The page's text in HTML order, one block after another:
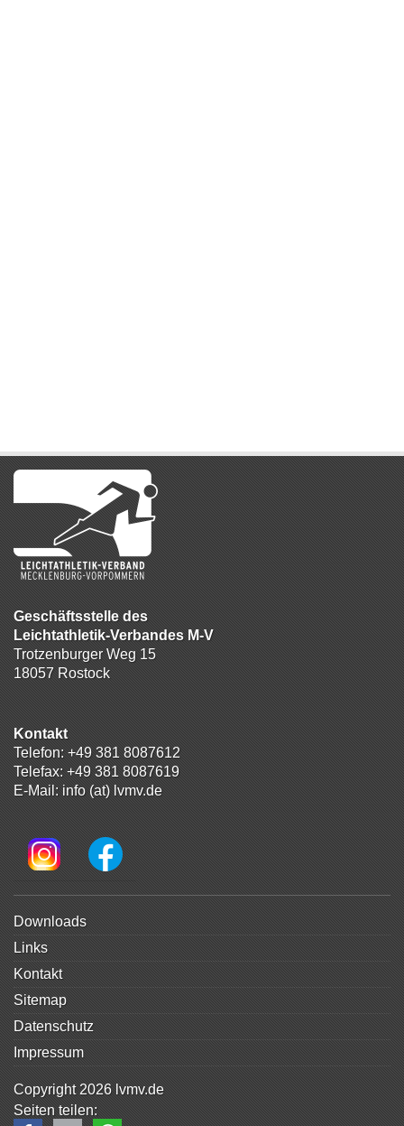
Geschäftsstelle des
Leichtathletik-Verbandes M-V
Trotzenburger Weg 15
18057 Rostock
Kontakt
Telefon: +49 381 8087612
Telefax: +49 381 8087619
E-Mail: info (at) lvmv.de
Copyright 2026 lvmv.de
Navigation
überspringen
Downloads
Links
Kontakt
Sitemap
Datenschutz
Impressum